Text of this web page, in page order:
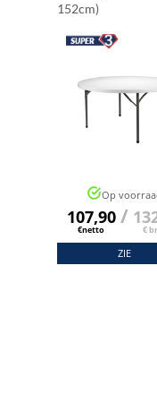
152cm)
Op
107,90
€netto
/
€
ZIE